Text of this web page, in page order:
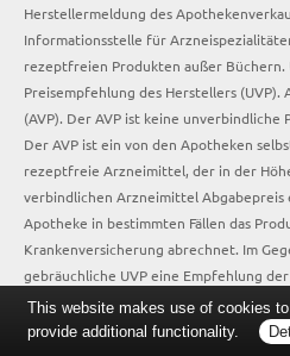
Herstellermeldung des
Informationsstelle für
rezeptfreien Produkten außer Büchern.
Preisempfehlung des Herstellers (UVP).
(AVP). Der AVP ist keine
Der AVP ist ein von den Apotheken
rezeptfreie Arzneimittel, der in der
verbindlichen Arzneimittel Abgabepreis
Apotheke in bestimmten Fällen das
Krankenversicherung abrechnet. Im
gebräuchliche UVP eine Empfehlung
This website makes use of cookies
provide additional functionality.